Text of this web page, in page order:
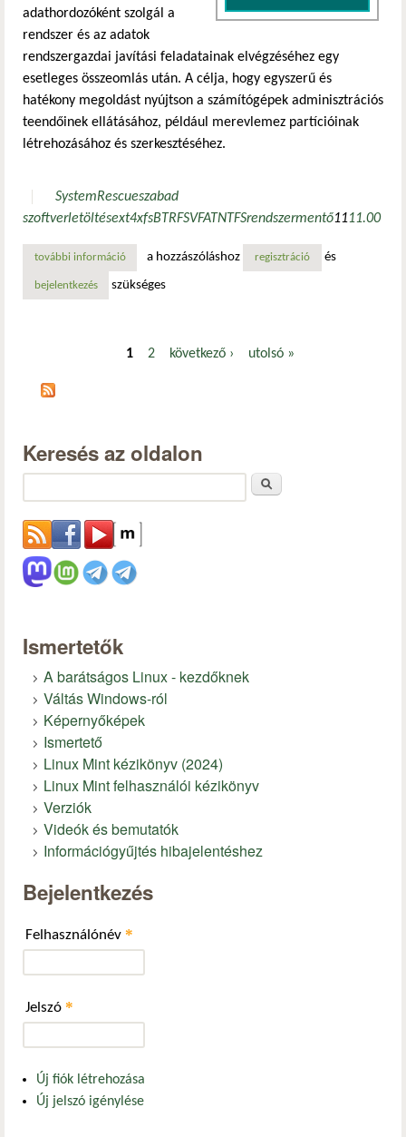
adathordozóként szolgál a
rendszer és az adatok
rendszergazdai javítási feladatainak elvégzéséhez egy
esetleges összeomlás után. A célja, hogy egyszerű és
hatékony megoldást nyújtson a számítógépek adminisztrációs
teendőinek ellátásához, például merevlemez partícióinak
létrehozásához és szerkesztéséhez.
SystemRescueszabad
szoftverletöltésext4xfsBTRFSVFATNTFSrendszermentő1111.00
további információmegjelent a systemrescue 11.00 tartalommal
a hozzászóláshoz regisztráció és
bejelentkezés szükséges
Oldalak
1 2 következő › utolsó »
Keresés az oldalon
Ismertetők
A barátságos Linux - kezdőknek
Váltás Windows-ról
Képernyőképek
Ismertető
Linux Mint kézikönyv (2024)
Linux Mint felhasználói kézikönyv
Verziók
Videók és bemutatók
Információgyűjtés hibajelentéshez
Bejelentkezés
Felhasználónév *
Jelszó *
Új fiók létrehozása
Új jelszó igénylése